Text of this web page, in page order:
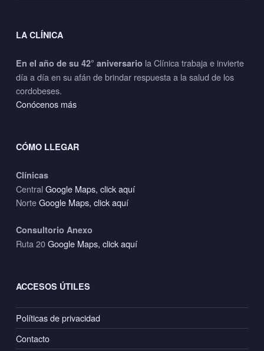
LA CLÍNICA
En el año de su 42° aniversario la Clínica trabaja e invierte
día a día en su afán de brindar respuesta a la salud de los
cordobeses.
Conócenos más
CÓMO LLEGAR
Clínicas
CentralGoogle Maps, click aquí
NorteGoogle Maps, click aquí
Consultorio Anexo
Ruta 20Google Maps, click aquí
ACCESOS ÚTILES
Políticas de privacidad
Contacto